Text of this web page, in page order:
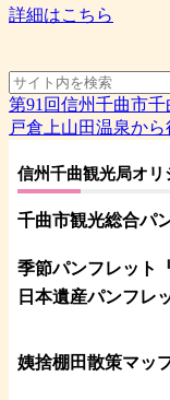
詳細はこちら
第91回信州千曲市
戸倉上山田温泉から
信州千曲観光局オリ
千曲市観光総合パ
季節パンフレット
日本遺産パンフレ
姨捨棚田散策マッ